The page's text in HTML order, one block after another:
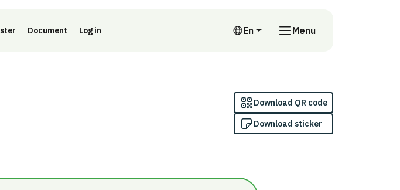
Document Log in En
English
Menu
Download QR code
Download sticker